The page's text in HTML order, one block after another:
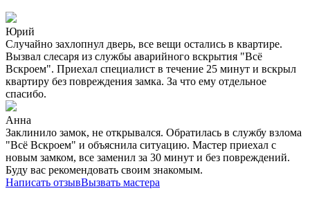
Юрий
Случайно захлопнул дверь, все вещи остались в квартире.
Вызвал слесаря из службы аварийного вскрытия "Всё
Вскроем". Приехал специалист в течение 25 минут и вскрыл
квартиру без повреждения замка. За что ему отдельное
спасибо.
Анна
Заклинило замок, не открывался. Обратилась в службу взлома
"Всё Вскроем" и объяснила ситуацию. Мастер приехал с
новым замком, все заменил за 30 минут и без повреждений.
Буду вас рекомендовать своим знакомым.
Написать отзывВызвать мастера